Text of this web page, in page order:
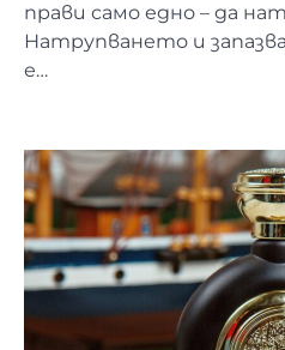
прави само едно – да
Натрупването и
е…